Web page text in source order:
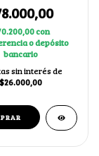
con
o depósito
bancario
sin interés de
$26.000,00